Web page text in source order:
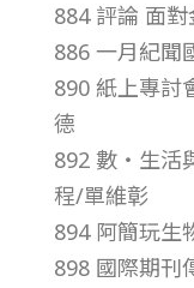
第
3
9
卷
884 評論 面
886 一月紀聞
890 紙上專討
德
892 數・生活
程/單維彰
894 阿簡玩生
898 國際期刊